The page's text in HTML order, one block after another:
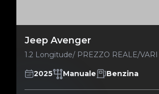
Jeep Avenger
1.2 Longitude/ PREZZO REALE/
2025 Manuale Benzina